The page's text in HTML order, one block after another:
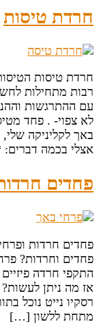
חרדת טיסות
חרדת טיסות
רבות מתחילות
עם ההתרגשות
לא צפוי- . פחד
באך לקליניקה
אצלי בכמה
פחדים
פחדים חרדות
פחדים וחרדות?
התקפי חרדה
אז מה ניתן
רסקיו נייט נוכל
מתחת ללשון […]